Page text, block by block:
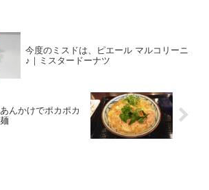
今度のミスドは、ピエール マルコリーニ
♪｜ミスタードーナツ
んかけでポカポカ